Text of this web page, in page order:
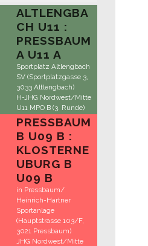
ALTLENGBA
CH U11 :
PRESSBAUM
A U11 A
Sportplatz Altlengbach
SV (Sportplatzgasse 3,
3033 Altlengbach)
H-JHG Nordwest/Mitte
U11 MPO B (3. Runde)
PRESSBAUM
B U09 B :
KLOSTERNE
UBURG B
U09 B
in Pressbaum/
Heinrich-Hartner
Sportanlage
(Hauptstrasse 103/F,
3021 Pressbaum)
JHG Nordwest/Mitte